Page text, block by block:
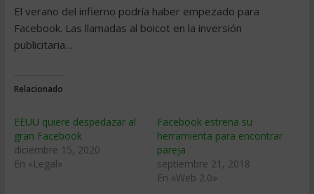
El verano del infierno podría haber empezado para
Facebook. Las llamadas al boicot en la inversión
publicitaria…
Relacionado
EEUU quiere despedazar al
gran Facebook
diciembre 15, 2020
En «Legal»
Facebook estrena su
herramienta para encontrar
pareja
septiembre 21, 2018
En «Web 2.0»